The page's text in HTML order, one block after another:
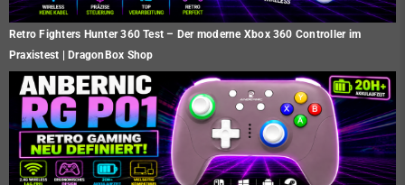
Retro Fighters Hunter 360 Test – Der moderne Xbox 360 Controller im
Praxistest | DragonBox Shop